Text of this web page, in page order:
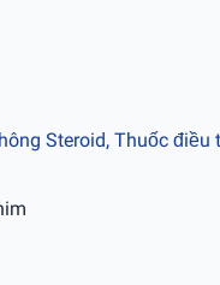
Steroid, Thuốc